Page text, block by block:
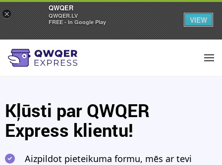
Kļūsti par QWQER
Express klientu!
Aizpildot pieteikuma formu, mēs ar tevi
×
QWQER
QWQER.LV
FREE - In Google Play
VIEW